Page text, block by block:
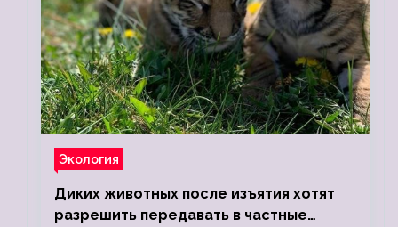
Экология
Диких животных после изъятия хотят
разрешить передавать в частные